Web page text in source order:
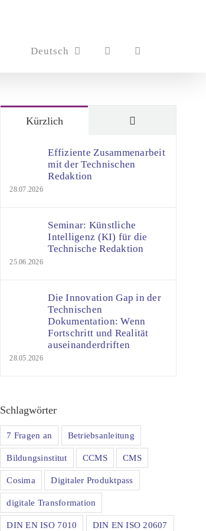
Deutsch
Kürzlich
Effiziente Zusammenarbeit
mit der Technischen
Redaktion
28.07.2026
Seminar: Künstliche
Intelligenz (KI) für die
Technische Redaktion
25.06.2026
Die Innovation Gap in der
Technischen
Dokumentation: Wenn
Fortschritt und Realität
auseinanderdriften
28.05.2026
Schlagwörter
7 Fragen an Betriebsanleitung
Bildungsinstitut CCMS CMS
Cosima Digitaler Produktpass
digitale Transformation
DIN EN ISO 7010 DIN EN ISO 20607